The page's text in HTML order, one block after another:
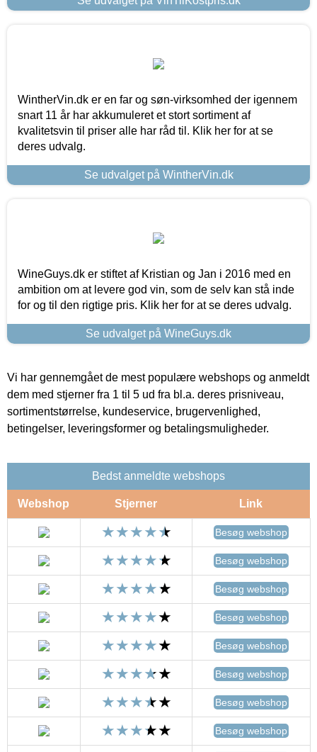
WintherVin.dk er en far og søn-virksomhed der igennem
snart 11 år har akkumuleret et stort sortiment af
kvalitetsvin til priser alle har råd til. Klik her for at se
deres udvalg.
Se udvalget på WintherVin.dk
WineGuys.dk er stiftet af Kristian og Jan i 2016 med en
ambition om at levere god vin, som de selv kan stå inde
for og til den rigtige pris. Klik her for at se deres udvalg.
Se udvalget på WineGuys.dk
Vi har gennemgået de mest populære webshops og anmeldt
dem med stjerner fra 1 til 5 ud fra bl.a. deres prisniveau,
sortimentstørrelse, kundeservice, brugervenlighed,
betingelser, leveringsformer og betalingsmuligheder.
Bedst anmeldte webshops
Webshop Stjerner Link
Besøg webshop
Besøg webshop
Besøg webshop
Besøg webshop
Besøg webshop
Besøg webshop
Besøg webshop
Besøg webshop